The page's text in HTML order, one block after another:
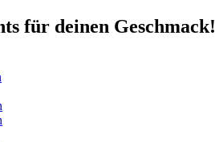
für deinen Geschmack!